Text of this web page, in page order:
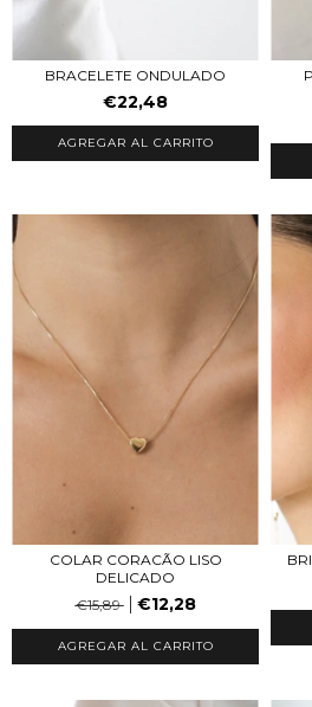
BRACELETE ONDULADO
€22,48
AGREGAR AL CARRITO
COLAR CORACÃO LISO
DELICADO
€15,89
€12,28
AGREGAR AL CARRITO